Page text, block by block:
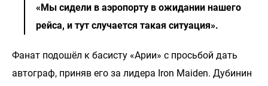
«Мы сидели в аэропорту в ожидании нашего
рейса, и тут случается такая ситуация».
Фанат подошёл к басисту «Арии» с просьбой дать
автограф, приняв его за лидера Iron Maiden. Дубинин